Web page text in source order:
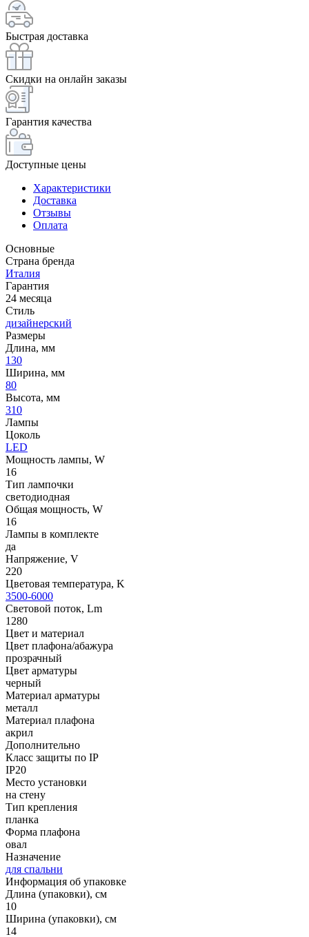
Быстрая доставка
Скидки на онлайн заказы
Гарантия качества
Доступные цены
Характеристики
Доставка
Отзывы
Оплата
Основные
Страна бренда
Италия
Гарантия
24 месяца
Стиль
дизайнерский
Размеры
Длина, мм
130
Ширина, мм
80
Высота, мм
310
Лампы
Цоколь
LED
Мощность лампы, W
16
Тип лампочки
светодиодная
Общая мощность, W
16
Лампы в комплекте
да
Напряжение, V
220
Цветовая температура, K
3500-6000
Световой поток, Lm
1280
Цвет и материал
Цвет плафона/абажура
прозрачный
Цвет арматуры
черный
Материал арматуры
металл
Материал плафона
акрил
Дополнительно
Класс защиты по IP
IP20
Место установки
на стену
Тип крепления
планка
Форма плафона
овал
Назначение
для спальни
Информация об упаковке
Длина (упаковки), см
10
Ширина (упаковки), см
14